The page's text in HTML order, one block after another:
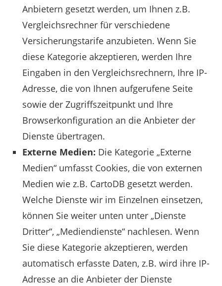
Anbietern gesetzt werden, um Ihnen z.B.
Vergleichsrechner für verschiedene
Versicherungstarife anzubieten. Wenn Sie
diese Kategorie akzeptieren, werden Ihre
Eingaben in den Vergleichsrechnern, Ihre IP-
Adresse, die von Ihnen aufgerufene Seite
sowie der Zugriffszeitpunkt und Ihre
Browserkonfiguration an die Anbieter der
Dienste übertragen.
Externe Medien: Die Kategorie „Externe
Medien“ umfasst Cookies, die von externen
Medien wie z.B. CartoDB gesetzt werden.
Welche Dienste wir im Einzelnen einsetzen,
können Sie weiter unten unter „Dienste
Dritter“, „Mediendienste“ nachlesen. Wenn
Sie diese Kategorie akzeptieren, werden
automatisch erfasste Daten, z.B. wird ihre IP-
Adresse an die Anbieter der Dienste